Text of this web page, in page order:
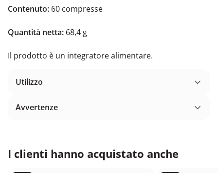
Contenuto: 60 compresse
Quantità netta: 68,4 g
Il prodotto è un integratore alimentare.
Utilizzo
Avvertenze
I clienti hanno acquistato anche